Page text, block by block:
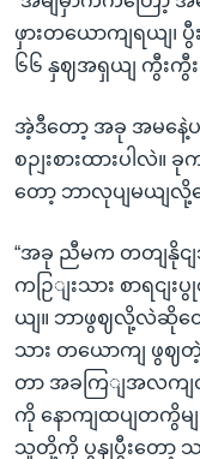
ဖှားတယောကျရယျ
၆၆ နှဈအရှယျ ကွီးကွီး
အဲ့ဒီတော့ အခု အမနေဲ့
စဉျးစားထားပါလဲ
တော့ ဘာလုပျမယျလို့ရ
“အခု ညီမက တတျနိုငျ
ကဉြျးသား စာရင
ယျ။ ဘာဖွဈလို့လဲဆိုတေ
သား တယောကျ ဖွဈ
တာ အခကြျအလကျ
ကို နောကျထပျတကွိမျ
သူတို့ကို ပွနျပွီးတော့ သ